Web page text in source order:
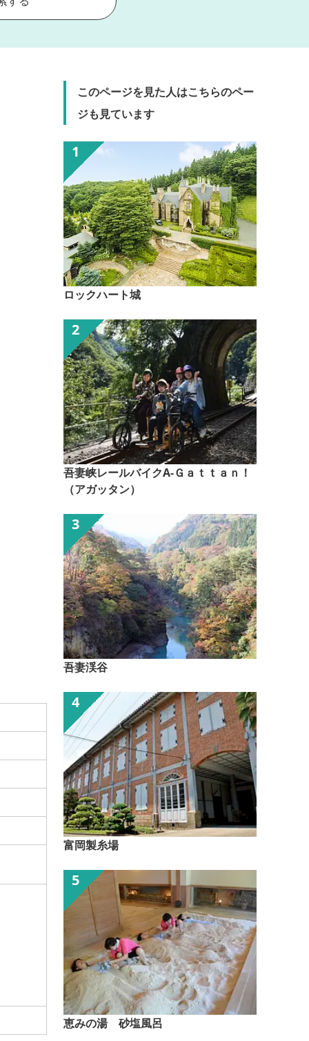
このページを見た人はこちらのペー
ジも見ています
ロックハート城
吾妻峡レールバイクA-Ｇａｔｔａｎ！
（アガッタン）
吾妻渓谷
富岡製糸場
恵みの湯 砂塩風呂